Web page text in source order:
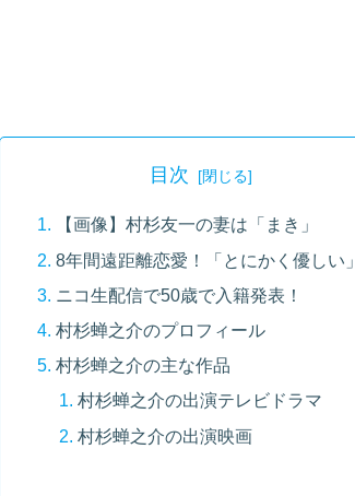
目次
【画像】村杉友一の妻は「まき」
8年間遠距離恋愛！「とにかく優しい」
ニコ生配信で50歳で入籍発表！
村杉蝉之介のプロフィール
村杉蝉之介の主な作品
村杉蝉之介の出演テレビドラマ
村杉蝉之介の出演映画